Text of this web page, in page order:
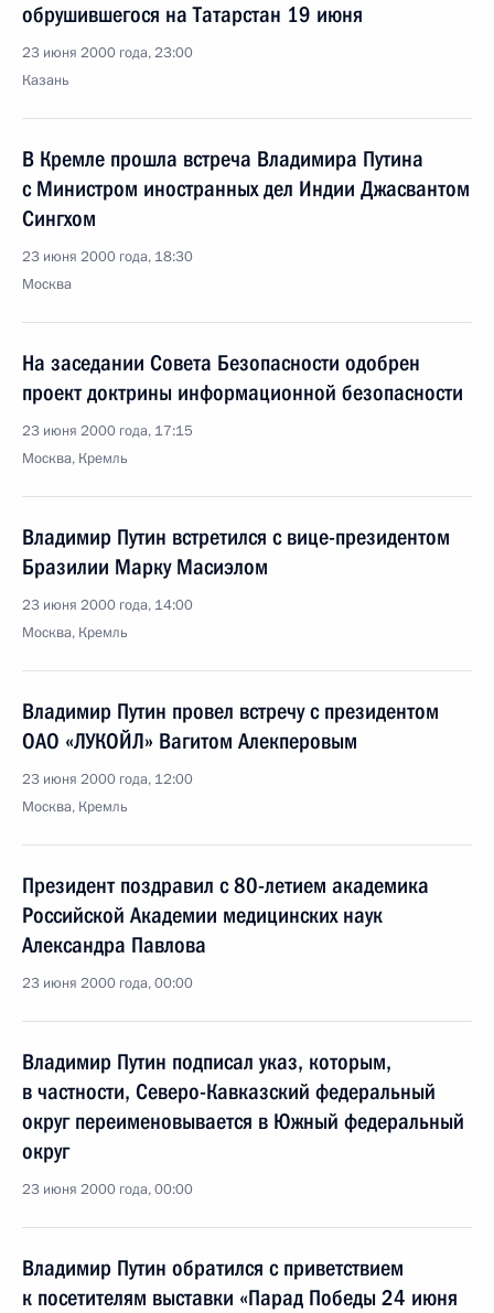
обрушившегося на Татарстан 19 июня
23 июня 2000 года, 23:00
Казань
В Кремле прошла встреча Владимира Путина
с Министром иностранных дел Индии Джасвантом
Сингхом
23 июня 2000 года, 18:30
Москва
На заседании Совета Безопасности одобрен
проект доктрины информационной безопасности
23 июня 2000 года, 17:15
Москва, Кремль
Владимир Путин встретился с вице-президентом
Бразилии Марку Масиэлом
23 июня 2000 года, 14:00
Москва, Кремль
Владимир Путин провел встречу с президентом
ОАО «ЛУКОЙЛ» Вагитом Алекперовым
23 июня 2000 года, 12:00
Москва, Кремль
Президент поздравил с 80-летием академика
Российской Академии медицинских наук
Александра Павлова
23 июня 2000 года, 00:00
Владимир Путин подписал указ, которым,
в частности, Северо-Кавказский федеральный
округ переименовывается в Южный федеральный
округ
23 июня 2000 года, 00:00
Владимир Путин обратился с приветствием
к посетителям выставки «Парад Победы 24 июня